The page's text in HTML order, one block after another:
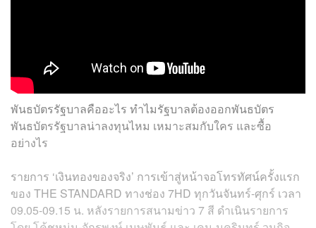
พันธบัตรรัฐบาลคืออะไร ทำไมรัฐบาลต้องออกพันธบัตร
พันธบัตรรัฐบาลน่าลงทุนไหม เหมาะสมกับใคร และซื้อ
อย่างไร
รายการ ‘เงินทองของจริง’ การเข้าสู่หน้าจอโทรทัศน์ครั้งแรก
ของ THE STANDARD ทางช่อง 7HD ทุกวันจันทร์-ศุกร์ เวลา
09.05-09.15 น. หลังรายการสนามข่าว 7 สี ดำเนินรายการ